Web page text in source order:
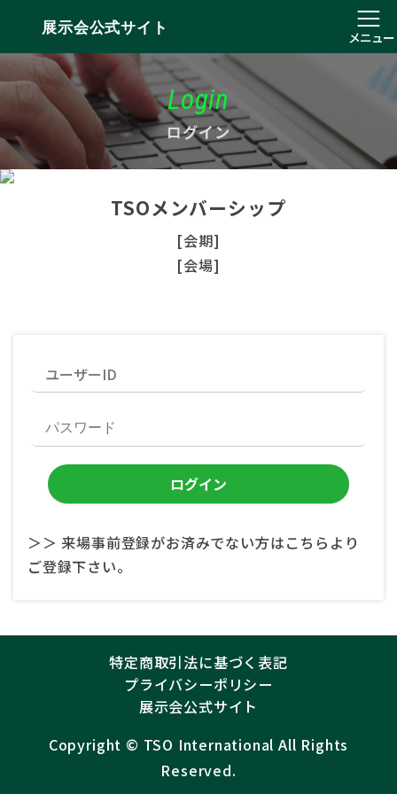
展示会公式サイト
メニュー
Login
ログイン
TSOメンバーシップ
[会期]
[会場]
＞＞ 来場事前登録がお済みでない方はこちらより
ご登録下さい。
特定商取引法に基づく表記
プライバシーポリシー
展示会公式サイト
Copyright ©︎ TSO International All Rights
Reserved.